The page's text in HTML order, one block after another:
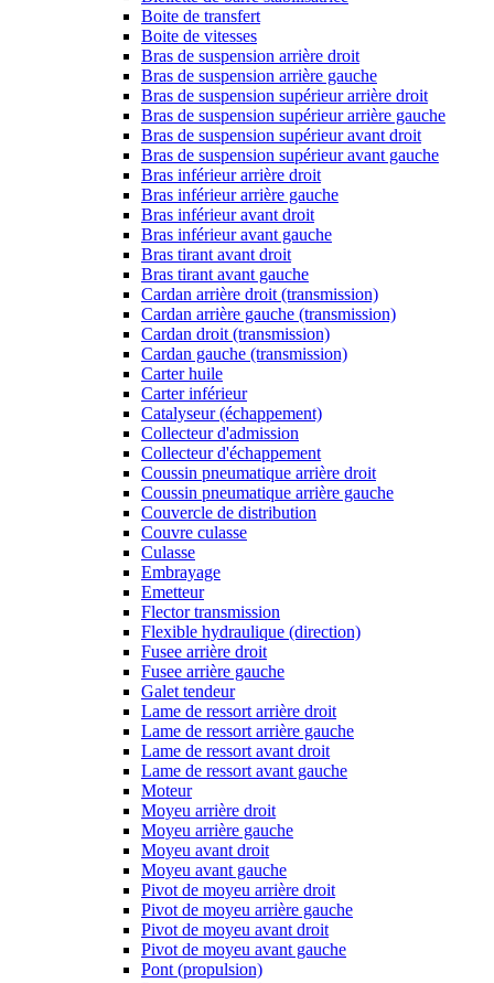
Boite de transfert
Boite de vitesses
Bras de suspension arrière droit
Bras de suspension arrière gauche
Bras de suspension supérieur arrière droit
Bras de suspension supérieur arrière gauche
Bras de suspension supérieur avant droit
Bras de suspension supérieur avant gauche
Bras inférieur arrière droit
Bras inférieur arrière gauche
Bras inférieur avant droit
Bras inférieur avant gauche
Bras tirant avant droit
Bras tirant avant gauche
Cardan arrière droit (transmission)
Cardan arrière gauche (transmission)
Cardan droit (transmission)
Cardan gauche (transmission)
Carter huile
Carter inférieur
Catalyseur (échappement)
Collecteur d'admission
Collecteur d'échappement
Coussin pneumatique arrière droit
Coussin pneumatique arrière gauche
Couvercle de distribution
Couvre culasse
Culasse
Embrayage
Emetteur
Flector transmission
Flexible hydraulique (direction)
Fusee arrière droit
Fusee arrière gauche
Galet tendeur
Lame de ressort arrière droit
Lame de ressort arrière gauche
Lame de ressort avant droit
Lame de ressort avant gauche
Moteur
Moyeu arrière droit
Moyeu arrière gauche
Moyeu avant droit
Moyeu avant gauche
Pivot de moyeu arrière droit
Pivot de moyeu arrière gauche
Pivot de moyeu avant droit
Pivot de moyeu avant gauche
Pont (propulsion)